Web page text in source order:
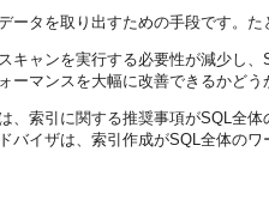
ータを取り出すための手段です。
キャンを実行する必要性が減少し
ーマンスを大幅に改善できるかど
、索引に関する推奨事項がSQL全
バイザは、索引作成がSQL全体の